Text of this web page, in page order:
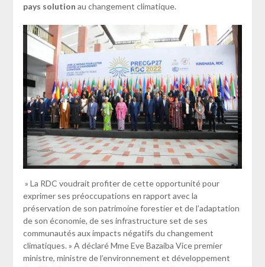
pays solution au changement climatique.
» La RDC voudrait profiter de cette opportunité pour
exprimer ses préoccupations en rapport avec la
préservation de son patrimoine forestier et de l’adaptation
de son économie, de ses infrastructure set de ses
communautés aux impacts négatifs du changement
climatiques. » A déclaré Mme Eve Bazaiba Vice premier
ministre, ministre de l’environnement et développement